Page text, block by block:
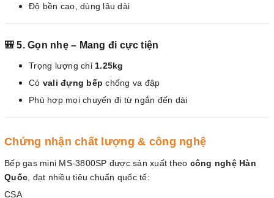
Độ bền cao, dùng lâu dài
🎒 5. Gọn nhẹ – Mang đi cực tiện
Trọng lượng chỉ 1.25kg
Có vali đựng bếp chống va đập
Phù hợp mọi chuyến đi từ ngắn đến dài
Chứng nhận chất lượng & công nghệ
Bếp gas mini MS-3800SP được sản xuất theo công nghệ Hàn
Quốc , đạt nhiều tiêu chuẩn quốc tế:
CSA